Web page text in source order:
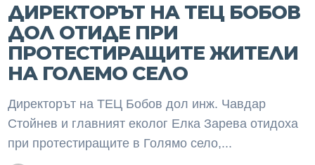
ДИРЕКТОРЪТ НА ТЕЦ БОБОВ
ДОЛ ОТИДЕ ПРИ
ПРОТЕСТИРАЩИТЕ ЖИТЕЛИ
НА ГОЛЕМО СЕЛО
Директорът на ТЕЦ Бобов дол инж. Чавдар
Стойнев и главният еколог Елка Зарева отидоха
при протестиращите в Голямо село,...